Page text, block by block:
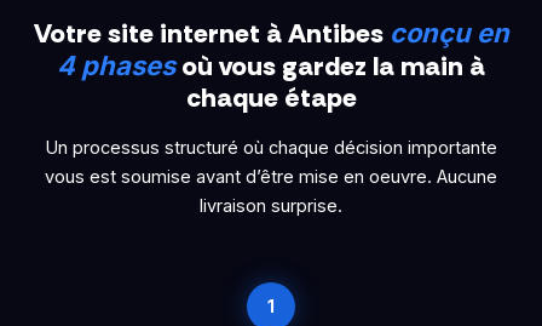
Votre site internet à Antibes conçu en
4 phasesoù vous gardez la main à
chaque étape
Un processus structuré où chaque décision importante
vous est soumise avant d’être mise en oeuvre. Aucune
livraison surprise.
1